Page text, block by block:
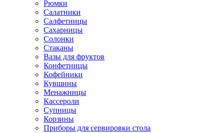
Рюмки
Салатники
Салфетницы
Сахарницы
Солонки
Стаканы
Вазы для фруктов
Конфетницы
Кофейники
Кувшины
Менажницы
Кассероли
Супницы
Корзины
Приборы для сервировки стола